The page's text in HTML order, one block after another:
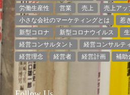
労働生産性
営業 売上
売上アッ
小さな会社のマーケティングとは
惹
新型コロナ
新型コロナウイルス
経営コンサルタント
経営コンサルテ
経営理念
経営者 経営計画 補助